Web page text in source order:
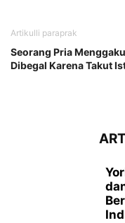
Artikulli paraprak
Seorang Pria Menggaku
Dibegal Karena Takut